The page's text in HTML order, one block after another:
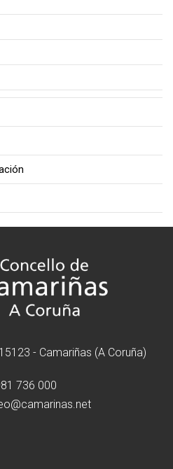
- Camariñas (A Coruña)
736 000